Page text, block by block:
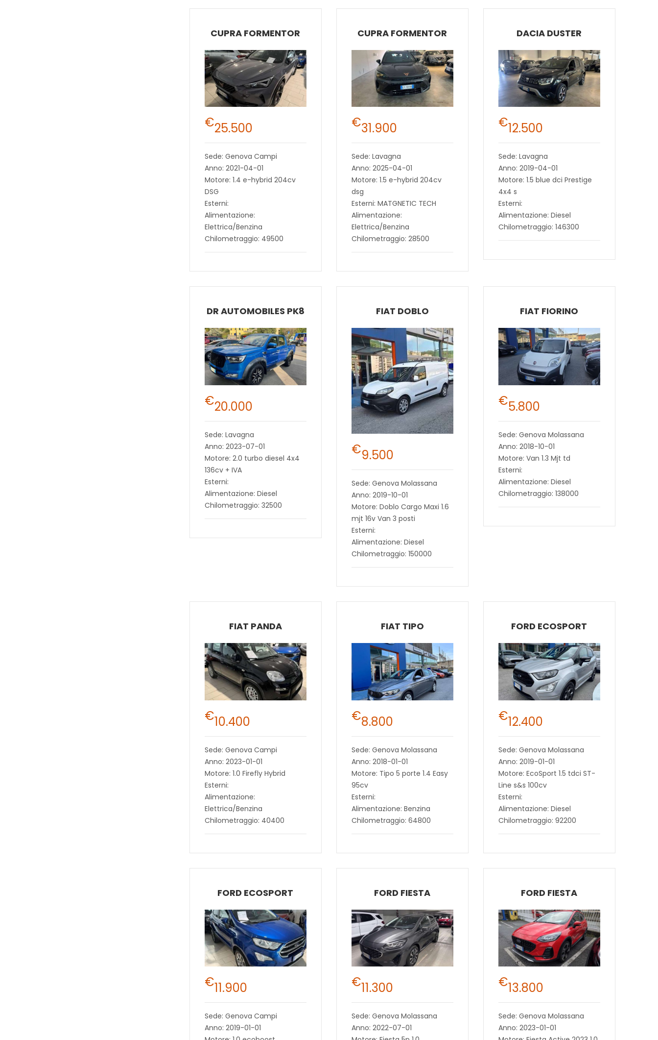
CUPRA FORMENTOR
€25.500
Sede: Genova Campi
Anno: 2021-04-01
Motore: 1.4 e-hybrid 204cv
DSG
Esterni:
Alimentazione:
Elettrica/Benzina
Chilometraggio: 49500
CUPRA FORMENTOR
€31.900
Sede: Lavagna
Anno: 2025-04-01
Motore: 1.5 e-hybrid 204cv
dsg
Esterni: MATGNETIC TECH
Alimentazione:
Elettrica/Benzina
Chilometraggio: 28500
DACIA DUSTER
€12.500
Sede: Lavagna
Anno: 2019-04-01
Motore: 1.5 blue dci Prestige
4x4 s
Esterni:
Alimentazione: Diesel
Chilometraggio: 146300
DR AUTOMOBILES PK8
€20.000
Sede: Lavagna
Anno: 2023-07-01
Motore: 2.0 turbo diesel 4x4
136cv + IVA
Esterni:
Alimentazione: Diesel
Chilometraggio: 32500
FIAT DOBLO
€9.500
Sede: Genova Molassana
Anno: 2019-10-01
Motore: Doblo Cargo Maxi 1.6
mjt 16v Van 3 posti
Esterni:
Alimentazione: Diesel
Chilometraggio: 150000
FIAT FIORINO
€5.800
Sede: Genova Molassana
Anno: 2018-10-01
Motore: Van 1.3 Mjt td
Esterni:
Alimentazione: Diesel
Chilometraggio: 138000
FIAT PANDA
€10.400
Sede: Genova Campi
Anno: 2023-01-01
Motore: 1.0 Firefly Hybrid
Esterni:
Alimentazione:
Elettrica/Benzina
Chilometraggio: 40400
FIAT TIPO
€8.800
Sede: Genova Molassana
Anno: 2018-01-01
Motore: Tipo 5 porte 1.4 Easy
95cv
Esterni:
Alimentazione: Benzina
Chilometraggio: 64800
FORD ECOSPORT
€12.400
Sede: Genova Molassana
Anno: 2019-01-01
Motore: EcoSport 1.5 tdci ST-
Line s&s 100cv
Esterni:
Alimentazione: Diesel
Chilometraggio: 92200
FORD ECOSPORT
€11.900
Sede: Genova Campi
Anno: 2019-01-01
FORD FIESTA
€11.300
Sede: Genova Molassana
Anno: 2022-07-01
FORD FIESTA
€13.800
Sede: Genova Molassana
Anno: 2023-01-01